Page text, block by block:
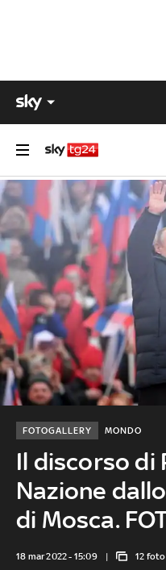
Il discorso di
Nazione
di Mosca.
MONDO
FOTOGALLERY
18 mar 2022 - 15:09 12 foto